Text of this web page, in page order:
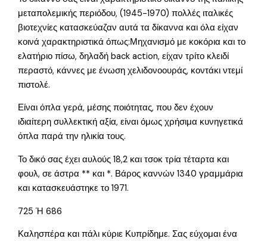
μεταπολεμικής περιόδου, (1945-1970) πολλές ιταλικές
βιοτεχνίες κατασκεύαζαν αυτά τα δίκαννα και όλα είχαν
κοινά χαρακτηριστικά όπως:Μηχανισμό με κοκόρια και το
ελατήριο πίσω, δηλαδή back action, είχαν τρίτο κλειδί
περαστό, κάννες με ένωση χελιδονοουράς, κοντάκι ντεμί
πιστολέ.
Είναι όπλα γερά, μέσης ποιότητας, που δεν έχουν
ιδιαίτερη συλλεκτική αξία, είναι όμως χρήσιμα κυνηγετικά
όπλα παρά την ηλικία τους.
Το δικό σας έχει αυλούς 18,2 και τσοκ τρία τέταρτα και
φουλ, σε άστρα ** και *. Βάρος καννών 1340 γραμμάρια
και κατασκευάστηκε το 1971.
725 Ή 686
Καλησπέρα και πάλι κύριε Κυπρίδημε. Σας εύχομαι ένα